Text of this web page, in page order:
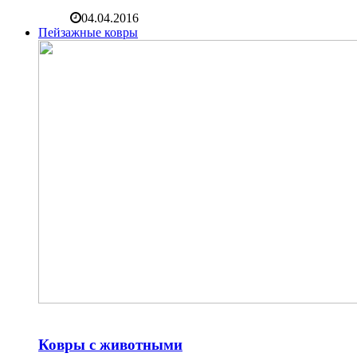
04.04.2016
Пейзажные ковры
Ковры с животными